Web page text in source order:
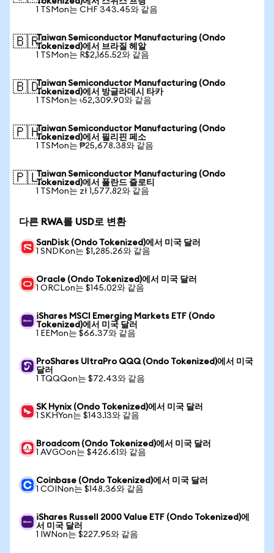
1 TSMon는 CHF 343.45와 같음
🇧🇷Taiwan Semiconductor Manufacturing (Ondo
Tokenized)에서 브라질 헤알
1 TSMon는 R$2,165.52와 같음
🇧🇩Taiwan Semiconductor Manufacturing (Ondo
Tokenized)에서 방글라데시 타카
1 TSMon는 ৳52,309.90와 같음
🇵🇭Taiwan Semiconductor Manufacturing (Ondo
Tokenized)에서 필리핀 페소
1 TSMon는 ₱25,678.38와 같음
🇵🇱Taiwan Semiconductor Manufacturing (Ondo
Tokenized)에서 폴란드 즐로티
1 TSMon는 zł 1,577.82와 같음
다른 RWA를 USD로 변환
SanDisk (Ondo Tokenized)에서 미국 달러
1 SNDKon는 $1,285.26와 같음
Oracle (Ondo Tokenized)에서 미국 달러
1 ORCLon는 $145.02와 같음
iShares MSCI Emerging Markets ETF (Ondo
Tokenized)에서 미국 달러
1 EEMon는 $66.37와 같음
ProShares UltraPro QQQ (Ondo Tokenized)에서 미국
달러
1 TQQQon는 $72.43와 같음
SK Hynix (Ondo Tokenized)에서 미국 달러
1 SKHYon는 $143.13와 같음
Broadcom (Ondo Tokenized)에서 미국 달러
1 AVGOon는 $426.61와 같음
Coinbase (Ondo Tokenized)에서 미국 달러
1 COINon는 $148.36와 같음
iShares Russell 2000 Value ETF (Ondo Tokenized)에
서 미국 달러
1 IWNon는 $227.95와 같음